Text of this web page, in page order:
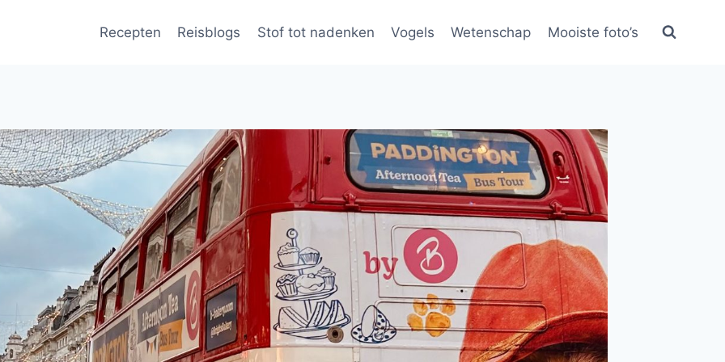
Recepten Reisblogs Stof tot nadenken Vogels Wetenschap Mooiste foto’s